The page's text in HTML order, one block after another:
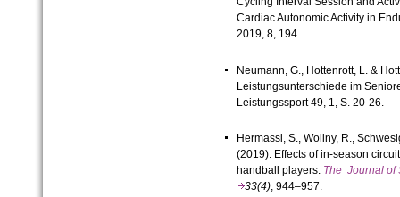
Cardiac Autonomic Activity in
2019, 8, 194.
Neumann, G., Hottenrott, L. &
Leistungsunterschiede im
Leistungssport 49, 1, S. 20-26.
Hermassi, S., Wollny, R.,
(2019). Effects of in-season
handball players. The Journal of
33(4), 944–957.